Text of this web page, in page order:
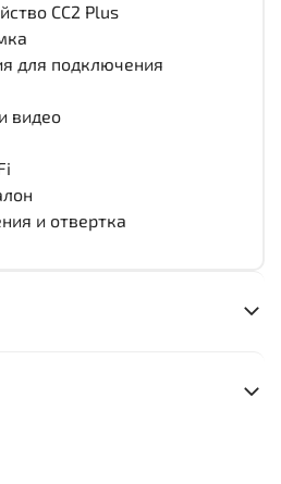
CC2 Plus
для подключения
видео
и отвертка